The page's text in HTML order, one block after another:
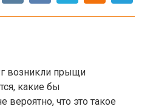
возникли прыщи
какие бы
что это такое